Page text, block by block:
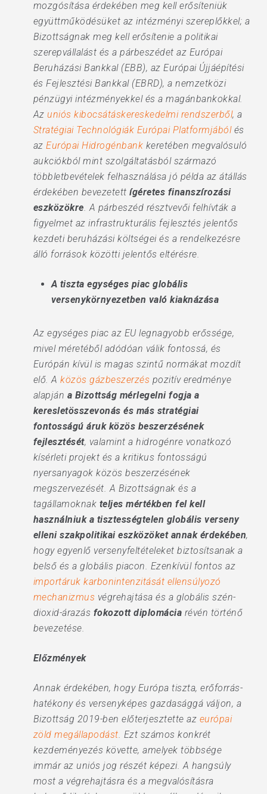
mozgósítása érdekében meg kell erősíteniük
együttműködésüket az intézményi szereplőkkel; a
Bizottságnak meg kell erősítenie a politikai
szerepvállalást és a párbeszédet az Európai
Beruházási Bankkal (EBB), az Európai Újjáépítési
és Fejlesztési Bankkal (EBRD), a nemzetközi
pénzügyi intézményekkel és a magánbankokkal.
Azuniós kibocsátáskereskedelmi rendszerből, a
Stratégiai Technológiák Európai Platformjábólés
azEurópai Hidrogénbank keretében megvalósuló
aukciókból mint szolgáltatásból származó
többletbevételek felhasználása jó példa az átállás
érdekében bevezetettígéretes finanszírozási
eszközökre. A párbeszéd résztvevői felhívták a
figyelmet az infrastrukturális fejlesztés jelentős
kezdeti beruházási költségei és a rendelkezésre
álló források közötti jelentős eltérésre.
A tiszta egységes piac globális
versenykörnyezetben való kiaknázása
Az egységes piac az EU legnagyobb erőssége,
mivel méretéből adódóan válik fontossá, és
Európán kívül is magas szintű normákat mozdít
elő. Aközös gázbeszerzés pozitív eredménye
alapján a Bizottság mérlegelni fogja a
keresletösszevonás és más stratégiai
fontosságú áruk közös beszerzésének
fejlesztését, valamint a hidrogénre vonatkozó
kísérleti projekt és a kritikus fontosságú
nyersanyagok közös beszerzésének
megszervezését. A Bizottságnak és a
tagállamoknak teljes mértékben fel kell
használniuk a tisztességtelen globális verseny
elleni szakpolitikai eszközöket annak érdekében,
hogy egyenlő versenyfeltételeket biztosítsanak a
belső és a globális piacon. Ezenkívül fontos az
importáruk karbonintenzitását ellensúlyozó
mechanizmus végrehajtása és a globális szén-
dioxid-árazás fokozott diplomácia révén történő
bevezetése.
Előzmények
Annak érdekében, hogy Európa tiszta, erőforrás-
hatékony és versenyképes gazdasággá váljon, a
Bizottság 2019-ben előterjesztette az európai
zöld megállapodást. Ezt számos konkrét
kezdeményezés követte, amelyek többsége
immár az uniós jog részét képezi. A hangsúly
most a végrehajtásra és a megvalósításra